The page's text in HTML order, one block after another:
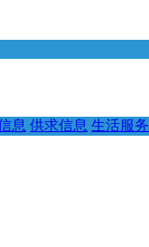
息 供求信息 生活服务